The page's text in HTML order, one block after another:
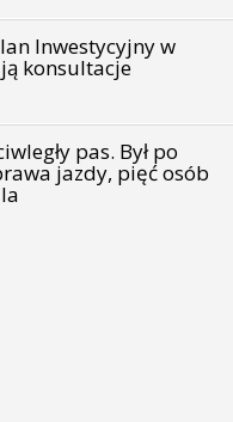
Inwestycyjny w
konsultacje
pas. Był po
jazdy, pięć osób